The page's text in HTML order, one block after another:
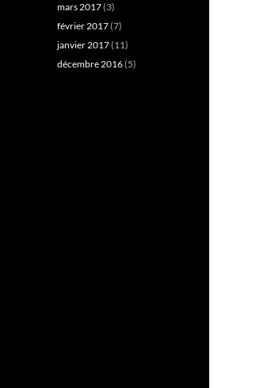
mars 2017(3)
février 2017(7)
janvier 2017(11)
décembre 2016(5)